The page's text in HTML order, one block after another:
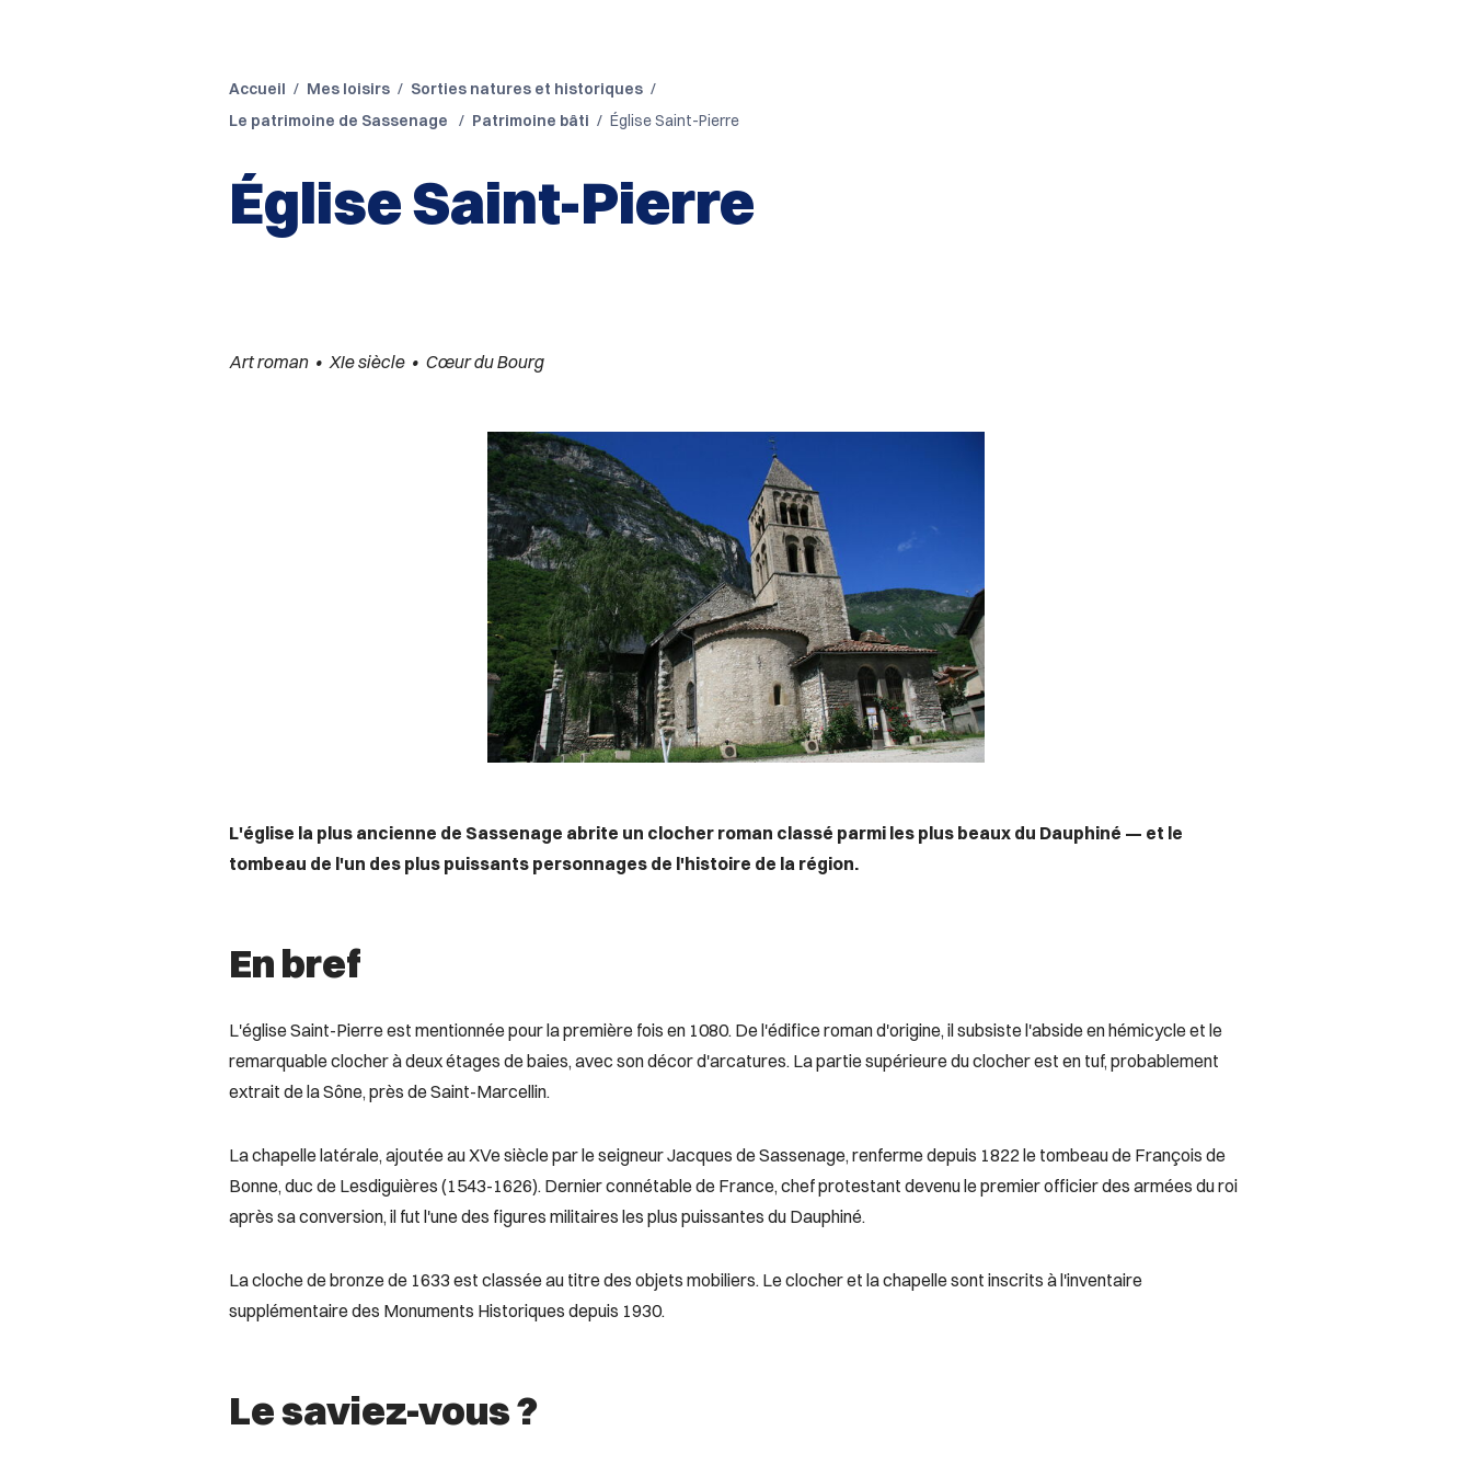
Accueil Mes loisirs
Sorties natures et historiques
Le patrimoine de Sassenage
Patrimoine bâti Église Saint-Pierre
Église Saint-Pierre
Art roman • XIe siècle • Cœur du Bourg
L'église la plus ancienne de Sassenage abrite un clocher roman classé parmi les plus beaux du Dauphiné — et le
tombeau de l'un des plus puissants personnages de l'histoire de la région.
En bref
L'église Saint-Pierre est mentionnée pour la première fois en 1080. De l'édifice roman d'origine, il subsiste l'abside en hémicycle et le
remarquable clocher à deux étages de baies, avec son décor d'arcatures. La partie supérieure du clocher est en tuf, probablement
extrait de la Sône, près de Saint-Marcellin.
La chapelle latérale, ajoutée au XVe siècle par le seigneur Jacques de Sassenage, renferme depuis 1822 le tombeau de François de
Bonne, duc de Lesdiguières (1543-1626). Dernier connétable de France, chef protestant devenu le premier officier des armées du roi
après sa conversion, il fut l'une des figures militaires les plus puissantes du Dauphiné.
La cloche de bronze de 1633 est classée au titre des objets mobiliers. Le clocher et la chapelle sont inscrits à l'inventaire
supplémentaire des Monuments Historiques depuis 1930.
Le saviez-vous ?